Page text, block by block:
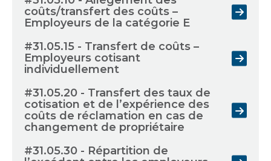
coûts/transfert des coûts –
Employeurs de la catégorie E
#31.05.15 - Transfert de coûts –
Employeurs cotisant
individuellement
#31.05.20 - Transfert des taux de
cotisation et de l’expérience des
coûts de réclamation en cas de
changement de propriétaire
#31.05.30 - Répartition de